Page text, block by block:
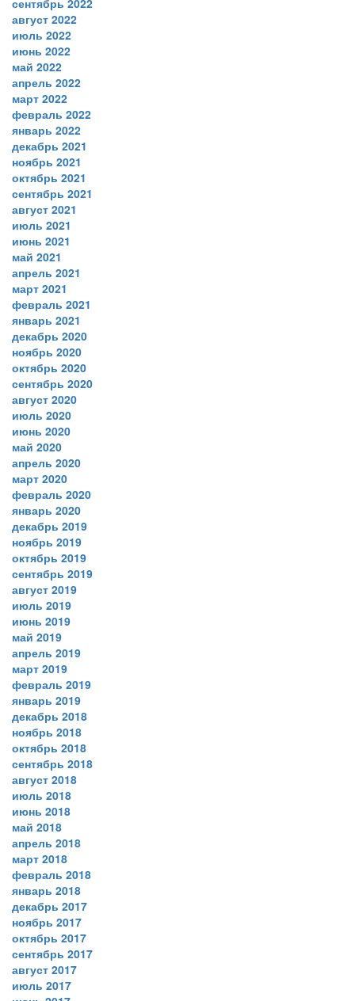
сентябрь 2022
август 2022
июль 2022
июнь 2022
май 2022
апрель 2022
март 2022
февраль 2022
январь 2022
декабрь 2021
ноябрь 2021
октябрь 2021
сентябрь 2021
август 2021
июль 2021
июнь 2021
май 2021
апрель 2021
март 2021
февраль 2021
январь 2021
декабрь 2020
ноябрь 2020
октябрь 2020
сентябрь 2020
август 2020
июль 2020
июнь 2020
май 2020
апрель 2020
март 2020
февраль 2020
январь 2020
декабрь 2019
ноябрь 2019
октябрь 2019
сентябрь 2019
август 2019
июль 2019
июнь 2019
май 2019
апрель 2019
март 2019
февраль 2019
январь 2019
декабрь 2018
ноябрь 2018
октябрь 2018
сентябрь 2018
август 2018
июль 2018
июнь 2018
май 2018
апрель 2018
март 2018
февраль 2018
январь 2018
декабрь 2017
ноябрь 2017
октябрь 2017
сентябрь 2017
август 2017
июль 2017